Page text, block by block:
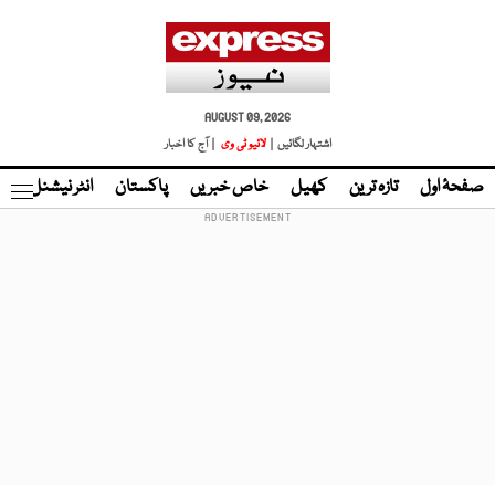
AUGUST 09, 2026
اشتہار لگائیں |
لائیو ٹی وی | آج کا اخبار
صفحۂ اول تازہ ترین کھیل خاص خبریں پاکستان انٹر نیشنل